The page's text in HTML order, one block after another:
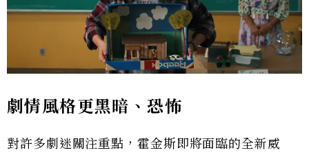
劇情風格更黑暗、恐怖
對許多劇迷關注重點，霍金斯即將面臨的全新威